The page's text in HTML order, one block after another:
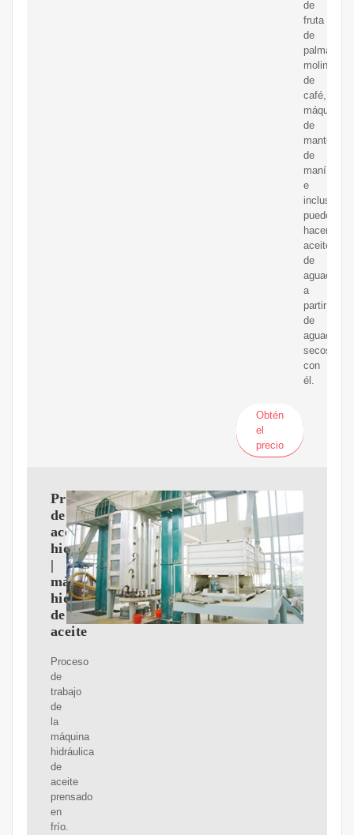
de
fruta
de
palma,
molinillo
de
café,
máquina
de
de
maní
e
incluso
puede
hacer
aceite
de
aguacate
a
partir
de
aguacates
secos
con
él.
Obtén
el
precio
Prensa
de
aceite
hidráulica
|
máquina
hidráulica
de
aceite
Proceso
de
trabajo
de
la
máquina
hidráulica
de
aceite
prensado
en
frío.